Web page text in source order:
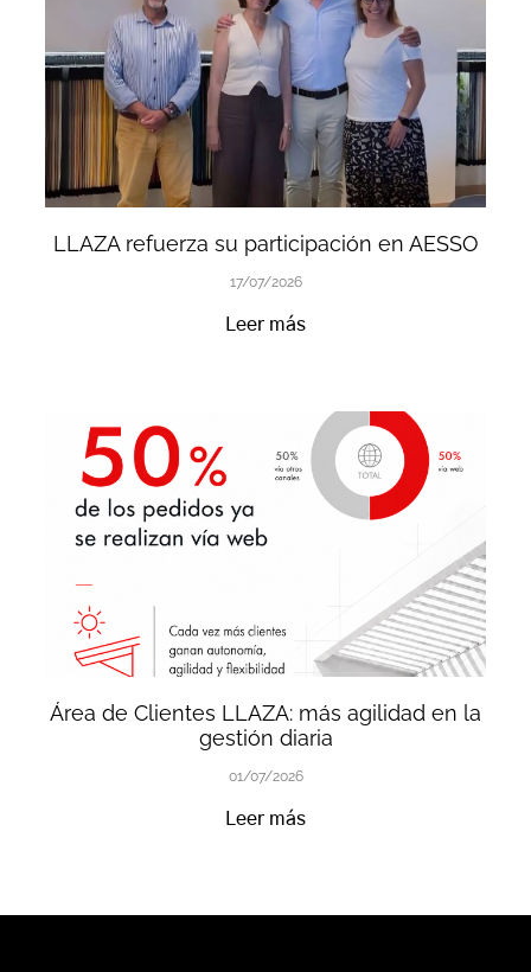
LLAZA refuerza su participación en AESSO
17/07/2026
Leer más
Área de Clientes LLAZA: más agilidad en la
gestión diaria
01/07/2026
Leer más